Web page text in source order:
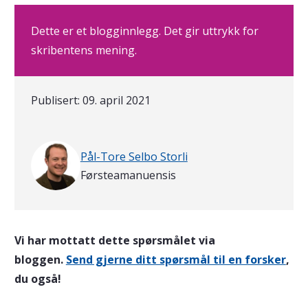
Dette er et blogginnlegg. Det gir uttrykk for
skribentens mening.
Publisert: 09. april 2021
Pål-Tore Selbo Storli
Førsteamanuensis
Vi har mottatt dette spørsmålet via
bloggen. Send gjerne ditt spørsmål til en forsker,
du også!